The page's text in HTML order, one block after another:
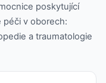
poskytující
péči v oborech:
a traumatologie